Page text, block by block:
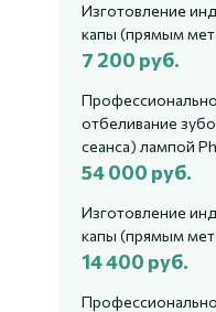
Изготовление
капы (прямым
7 200 руб.
отбеливание
сеанса) лампой
54 000 руб.
Изготовление
капы (прямым
14 400 руб.